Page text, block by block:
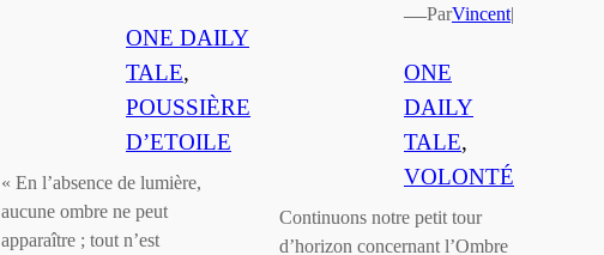
ONE DAILY
TALE
POUSSIÈRE
D’ETOILE
« En l’absence de lumière,
aucune ombre ne peut
apparaître ; tout n’est
—ParVincent|
ONE
DAILY
TALE
VOLONTÉ
Continuons notre petit tour
d’horizon concernant l’Ombre